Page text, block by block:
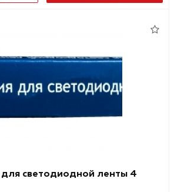
светодиодной ленты 4